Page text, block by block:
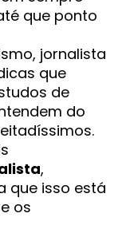
que ponto
jornalista
que
de
do
,
que isso está
os